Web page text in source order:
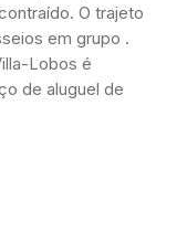
O trajeto
em grupo .
Lobos é
de aluguel de